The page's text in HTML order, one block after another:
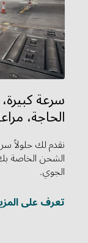
سرعة
الحاجة،
نقدم لك
الشحن الخاصة
الجوي.
تعرف على